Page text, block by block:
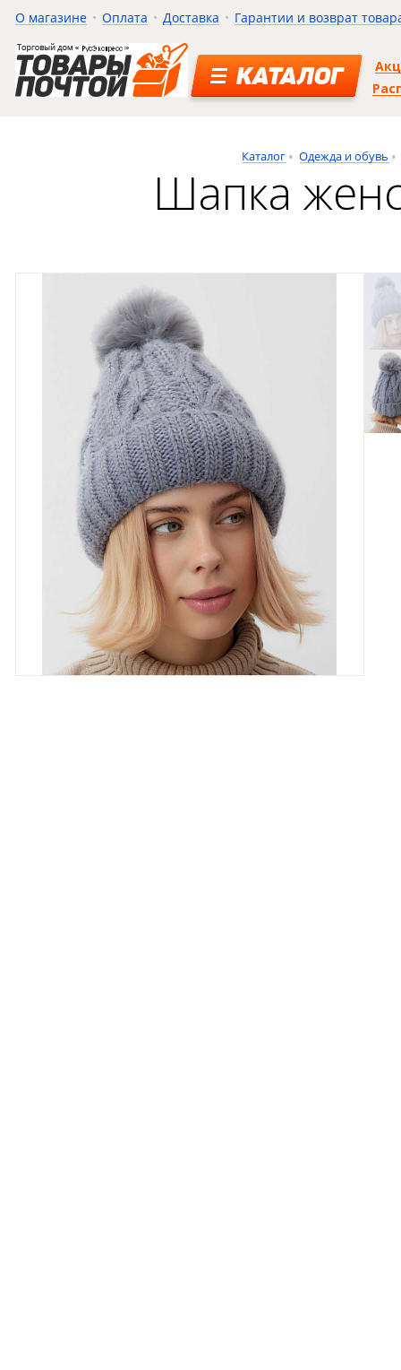
О магазине Оплата Доставка Гарантии и возврат
КАТАЛОГ
Каталог Одежда и обувь
Шапка